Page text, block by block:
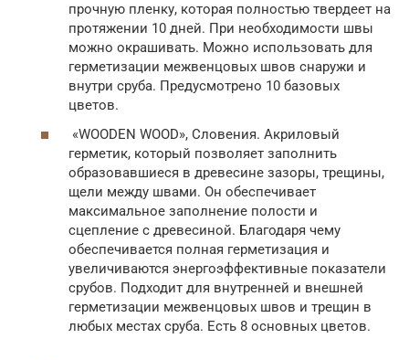
прочную пленку, которая полностью твердеет на
протяжении 10 дней. При необходимости швы
можно окрашивать. Можно использовать для
герметизации межвенцовых швов снаружи и
внутри сруба. Предусмотрено 10 базовых
цветов.
«WOODEN WOOD», Словения. Акриловый
герметик, который позволяет заполнить
образовавшиеся в древесине зазоры, трещины,
щели между швами. Он обеспечивает
максимальное заполнение полости и
сцепление с древесиной. Благодаря чему
обеспечивается полная герметизация и
увеличиваются энергоэффективные показатели
срубов. Подходит для внутренней и внешней
герметизации межвенцовых швов и трещин в
любых местах сруба. Есть 8 основных цветов.